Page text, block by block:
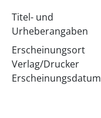
Titel- und
Urheberangaben
Erscheinungsort
Verlag/Drucker
Erscheinungsdatum